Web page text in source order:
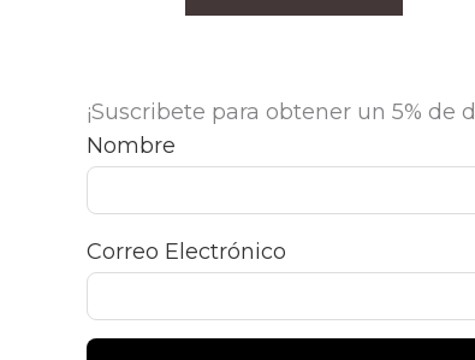
Las
se
en
la
¡Suscribete para obtener un 5% de
Nombre
Correo Electrónico